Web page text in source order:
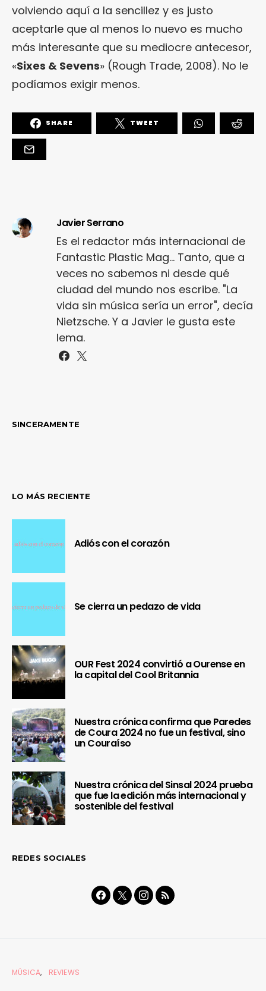
volviendo aquí a la sencillez y es justo
aceptarle que al menos lo nuevo es mucho
más interesante que su mediocre antecesor,
«Sixes & Sevens» (Rough Trade, 2008). No le
podíamos exigir menos.
SHARE TWEET
Javier Serrano
Es el redactor más internacional de
Fantastic Plastic Mag... Tanto, que a
veces no sabemos ni desde qué
ciudad del mundo nos escribe. "La
vida sin música sería un error", decía
Nietzsche. Y a Javier le gusta este
lema.
SINCERAMENTE
LO MÁS RECIENTE
Adiós con el corazón
Se cierra un pedazo de vida
OUR Fest 2024 convirtió a Ourense en
la capital del Cool Britannia
Nuestra crónica confirma que Paredes
de Coura 2024 no fue un festival, sino
un Couraíso
Nuestra crónica del Sinsal 2024 prueba
que fue la edición más internacional y
sostenible del festival
REDES SOCIALES
MÚSICA REVIEWS